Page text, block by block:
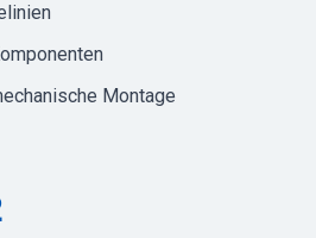
Montage